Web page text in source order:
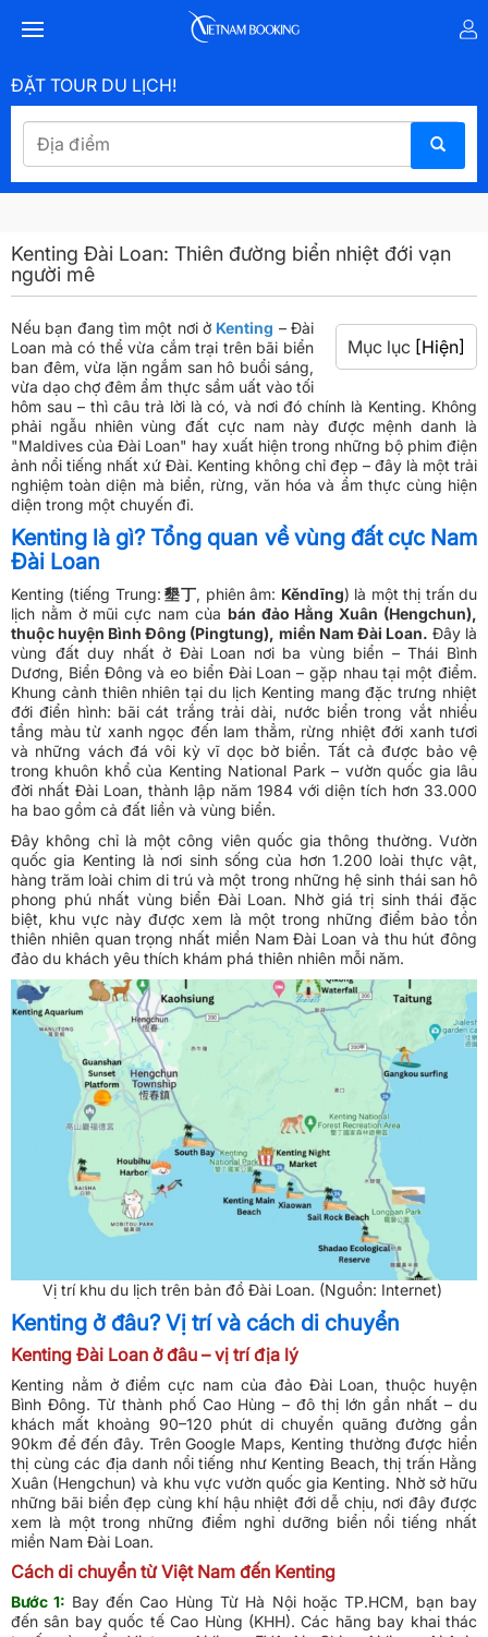
ĐẶT TOUR DU LỊCH!
Kenting Đài Loan: Thiên đường biển nhiệt đới vạn
người mê
Mục lục [Hiện]
Nếu bạn đang tìm một nơi ở Kenting – Đài
Loan mà có thể vừa cắm trại trên bãi biển
ban đêm, vừa lặn ngắm san hô buổi sáng,
vừa dạo chợ đêm ẩm thực sầm uất vào tối
hôm sau – thì câu trả lời là có, và nơi đó chính là Kenting. Không
phải ngẫu nhiên vùng đất cực nam này được mệnh danh là
"Maldives của Đài Loan" hay xuất hiện trong những bộ phim điện
ảnh nổi tiếng nhất xứ Đài. Kenting không chỉ đẹp – đây là một trải
nghiệm toàn diện mà biển, rừng, văn hóa và ẩm thực cùng hiện
diện trong một chuyến đi.
Kenting là gì? Tổng quan về vùng đất cực Nam
Đài Loan
Kenting (tiếng Trung: 墾丁, phiên âm: Kěndīng) là một thị trấn du
lịch nằm ở mũi cực nam của bán đảo Hằng Xuân (Hengchun),
thuộc huyện Bình Đông (Pingtung), miền Nam Đài Loan. Đây là
vùng đất duy nhất ở Đài Loan nơi ba vùng biển – Thái Bình
Dương, Biển Đông và eo biển Đài Loan – gặp nhau tại một điểm.
Khung cảnh thiên nhiên tại du lịch Kenting mang đặc trưng nhiệt
đới điển hình: bãi cát trắng trải dài, nước biển trong vắt nhiều
tầng màu từ xanh ngọc đến lam thẳm, rừng nhiệt đới xanh tươi
và những vách đá vôi kỳ vĩ dọc bờ biển. Tất cả được bảo vệ
trong khuôn khổ của Kenting National Park – vườn quốc gia lâu
đời nhất Đài Loan, thành lập năm 1984 với diện tích hơn 33.000
ha bao gồm cả đất liền và vùng biển.
Đây không chỉ là một công viên quốc gia thông thường. Vườn
quốc gia Kenting là nơi sinh sống của hơn 1.200 loài thực vật,
hàng trăm loài chim di trú và một trong những hệ sinh thái san hô
phong phú nhất vùng biển Đài Loan. Nhờ giá trị sinh thái đặc
biệt, khu vực này được xem là một trong những điểm bảo tồn
thiên nhiên quan trọng nhất miền Nam Đài Loan và thu hút đông
đảo du khách yêu thích khám phá thiên nhiên mỗi năm.
Vị trí khu du lịch trên bản đồ Đài Loan. (Nguồn: Internet)
Kenting ở đâu? Vị trí và cách di chuyển
Kenting Đài Loan ở đâu – vị trí địa lý
Kenting nằm ở điểm cực nam của đảo Đài Loan, thuộc huyện
Bình Đông. Từ thành phố Cao Hùng – đô thị lớn gần nhất – du
khách mất khoảng 90–120 phút di chuyển quãng đường gần
90km để đến đây. Trên Google Maps, Kenting thường được hiển
thị cùng các địa danh nổi tiếng như Kenting Beach, thị trấn Hằng
Xuân (Hengchun) và khu vực vườn quốc gia Kenting. Nhờ sở hữu
những bãi biển đẹp cùng khí hậu nhiệt đới dễ chịu, nơi đây được
xem là một trong những điểm nghỉ dưỡng biển nổi tiếng nhất
miền Nam Đài Loan.
Cách di chuyển từ Việt Nam đến Kenting
Bước 1: Bay đến Cao Hùng Từ Hà Nội hoặc TP.HCM, bạn bay
đến sân bay quốc tế Cao Hùng (KHH). Các hãng bay khai thác